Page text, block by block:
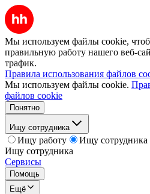
Мы используем файлы cookie,
правильную работу нашего веб-
трафик.
Правила использования файлов
Мы используем файлы cookie.
файлов cookie
Понятно
Ищу сотрудника
Ищу работу
Ищу сотрудника
Ищу сотрудника
Сервисы
Помощь
Ещё